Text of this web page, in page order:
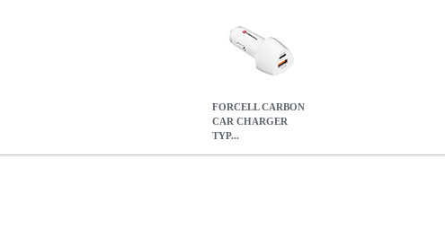
FORCELL CARBON
CAR CHARGER
TYP...